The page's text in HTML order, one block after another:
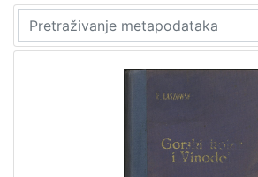
cjelina
Obitelji Šubić, Zrinski i Frankopan